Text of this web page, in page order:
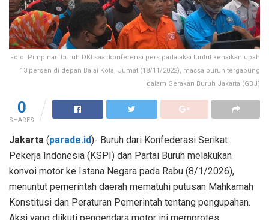
Foto: Pimpinan buruh DKI saat konferensi pers pada aksi tuntut kenaikan upah
13 persen di depan Balai Kota, Jumat (18/11/2022), massa buruh tergabung
dalam Gerakan Buruh Jakarta (GBJ)
0
SHARES
Jakarta (parade.id)- Buruh dari Konfederasi Serikat
Pekerja Indonesia (KSPI) dan Partai Buruh melakukan
konvoi motor ke Istana Negara pada Rabu (8/1/2026),
menuntut pemerintah daerah mematuhi putusan Mahkamah
Konstitusi dan Peraturan Pemerintah tentang pengupahan.